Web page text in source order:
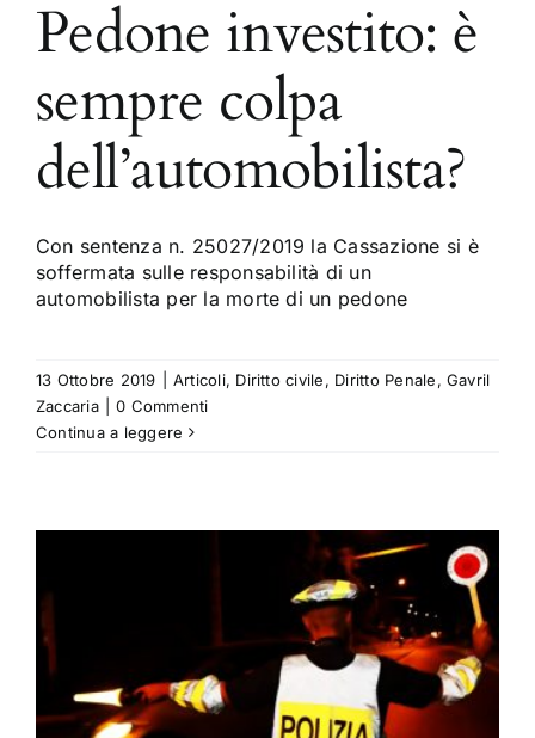
Pedone investito: è
sempre colpa
dell’automobilista?
Con sentenza n. 25027/2019 la Cassazione si è
soffermata sulle responsabilità di un
automobilista per la morte di un pedone
13 Ottobre 2019 Articoli, Diritto civile, Diritto Penale, Gavril
Zaccaria
0 Commenti
Continua a leggere